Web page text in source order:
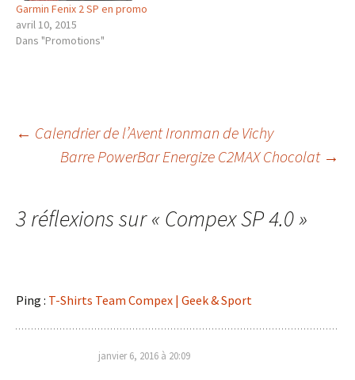
Garmin Fenix 2 SP en promo
avril 10, 2015
Dans "Promotions"
Navigation
← Calendrier de l’Avent Ironman de Vichy
Barre PowerBar Energize C2MAX Chocolat →
3 réflexions sur « Compex SP 4.0»
Ping : T-Shirts Team Compex | Geek & Sport
janvier 6, 2016 à 20:09